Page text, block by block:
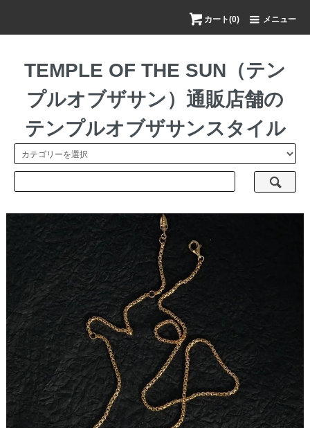
カート(0) メニュー
TEMPLE OF THE SUN（テン
プルオブザサン）通販店舗の
テンプルオブザサンスタイル